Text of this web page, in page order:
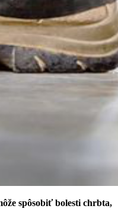
spôsobiť bolesti chrbta,